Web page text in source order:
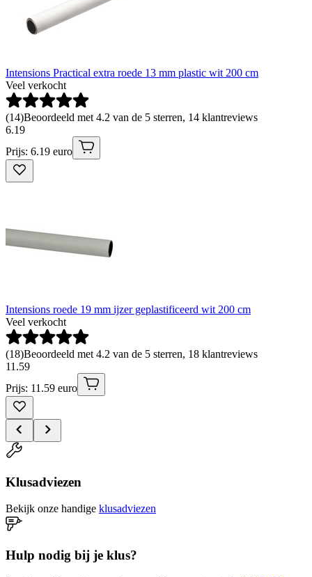
Intensions Practical extra roede 13 mm plastic wit 200 cm
Veel verkocht
(14)Beoordeeld met 4.2 van de 5 sterren, 14 klantreviews
6.19
Prijs: 6.19 euro
Intensions roede 19 mm ijzer geplastificeerd wit 200 cm
Veel verkocht
(18)Beoordeeld met 4.2 van de 5 sterren, 18 klantreviews
11 .59
Prijs: 11.59 euro
Klusadviezen
Bekijk onze handige klusadviezen
Hulp nodig bij je klus?